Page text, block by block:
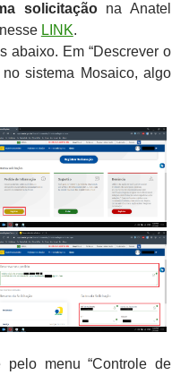
solicitaçãona Anatel
LINK.
abaixo. Em “Descrever o
sistema Mosaico, algo
pelo menu “Controle de